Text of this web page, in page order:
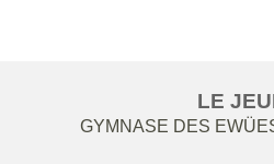
LE
GYMNASE DES